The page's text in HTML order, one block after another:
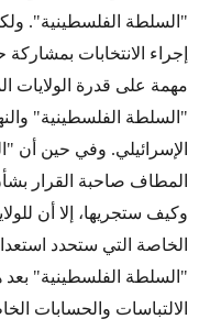
"السلطة الفلسطينية".
إجراء الانتخابات
مهمة على قدرة الولايات
"السلطة الفلسطينية"
الإسرائيلي. وفي حين أن
المطاف صاحبة القرار
وكيف ستجريها، إلا أن
الخاصة التي ستحدد
"السلطة الفلسطينية" بعد
الالتباسات والحسابات